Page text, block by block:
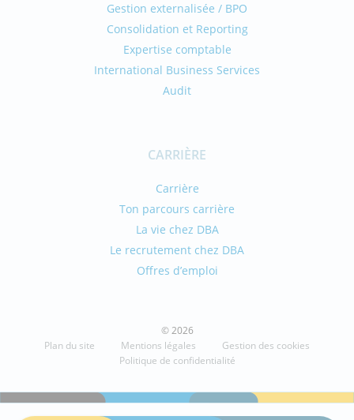
Gestion externalisée / BPO
Consolidation et Reporting
Expertise comptable
International Business Services
Audit
CARRIÈRE
Carrière
Ton parcours carrière
La vie chez DBA
Le recrutement chez DBA
Offres d’emploi
© 2026
Plan du site
Mentions légales
Gestion des cookies
Politique de confidentialité